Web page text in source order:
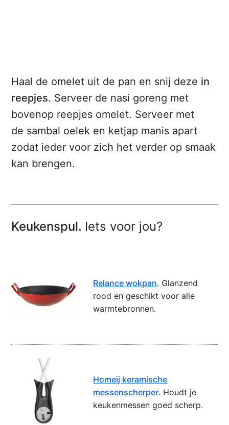
Haal de omelet uit de pan en snij deze in
reepjes. Serveer de nasi goreng met
bovenop reepjes omelet. Serveer met
de sambal oelek en ketjap manis apart
zodat ieder voor zich het verder op smaak
kan brengen.
Keukenspul. Iets voor jou?
Relance wokpan. Glanzend
rood en geschikt voor alle
warmtebronnen.
Homeij keramische
messenscherper. Houdt je
keukenmessen goed scherp.